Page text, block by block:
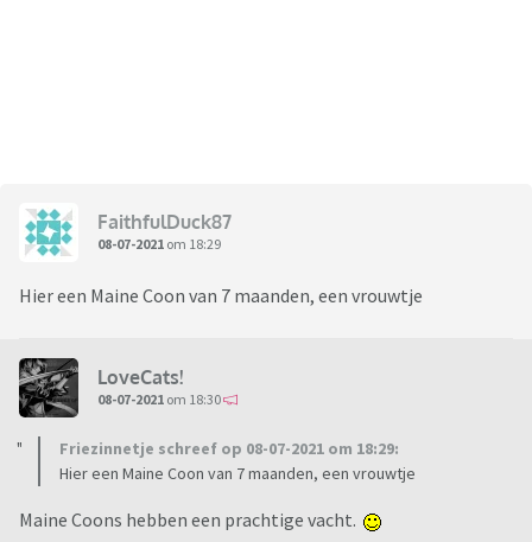
FaithfulDuck87
08-07-2021 om 18:29
Hier een Maine Coon van 7 maanden, een vrouwtje
LoveCats!
08-07-2021 om 18:30
Friezinnetje schreef op 08-07-2021 om 18:29:
Hier een Maine Coon van 7 maanden, een vrouwtje
Maine Coons hebben een prachtige vacht.